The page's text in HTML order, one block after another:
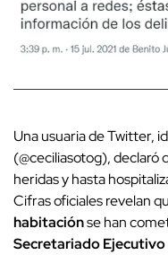
Una usuaria de Twitter,
(@ceciliasotog), declaró
heridas y hasta
Cifras oficiales revelan
habitaciónse han
Secretariado